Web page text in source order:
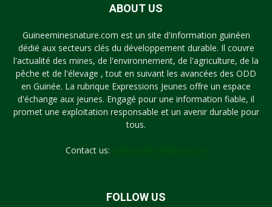
ABOUT US
Guineeminesnature.com est un site d'information guinéen
dédié aux secteurs clés du développement durable. Il couvre
l'actualité des mines, de l'environnement, de l'agriculture, de la
pêche et de l'élevage , tout en suivant les avancées des ODD
en Guinée. La rubrique Expressions Jeunes offre un espace
d'échange aux jeunes. Engagé pour une information fiable, il
promet une exploitation responsable et un avenir durable pour
tous.
Contact us:
FOLLOW US